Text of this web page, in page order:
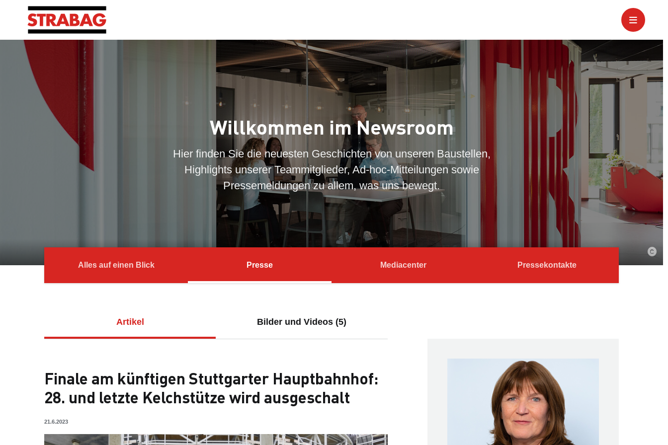
Willkommen im Newsroom
Hier finden Sie die neuesten Geschichten von unseren Baustellen,
Highlights unserer Teammitglieder, Ad-hoc-Mitteilungen sowie
Pressemeldungen zu allem, was uns bewegt.
Alles auf einen Blick Presse Mediacenter Pressekontakte
Artikel Bilder und Videos (5)
Finale am künftigen Stuttgarter Hauptbahnhof:
28. und letzte Kelchstütze wird ausgeschalt
21.6.2023